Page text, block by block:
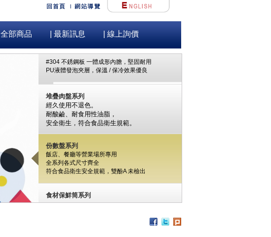
| 全部商品 | 最新訊息 | 線上詢價
#304 不銹鋼板 一體成形內膽，堅固耐用
PU液體發泡夾層，保溫 / 保冷效果優良
堆疊肉盤系列
經久使用不退色。
耐酸鹼、耐食用性油脂，
安全衛生，符合食品衛生規範。
份數盤系列
飯店、餐廳等營業場所專用
全系列各式尺寸齊全
符合食品衛生安全規範，
食材保鮮筒系列
可用於洗碗機、冰箱、冷凍庫